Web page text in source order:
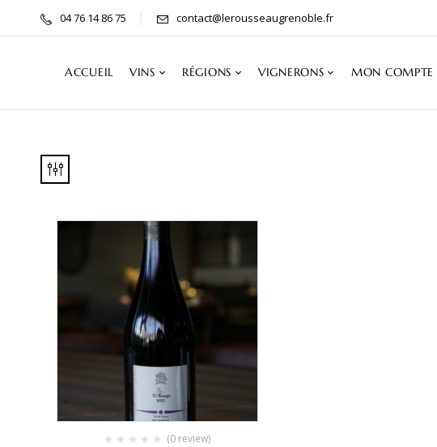
04 76 14 86 75 contact@lerousseaugrenoble.fr
ACCUEIL VINS RÉGIONS VIGNERONS MON COMPTE
(0 review)